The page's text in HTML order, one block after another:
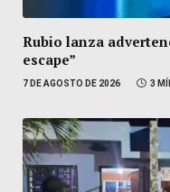
Rubio lanza
escape”
7 DE AGOSTO DE 2026 3